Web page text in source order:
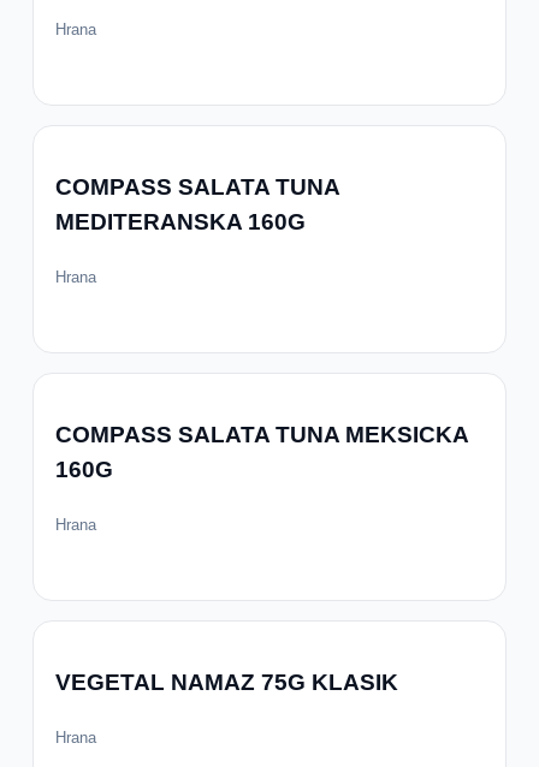
Hrana
COMPASS SALATA TUNA
MEDITERANSKA 160G
Hrana
COMPASS SALATA TUNA MEKSICKA
160G
Hrana
VEGETAL NAMAZ 75G KLASIK
Hrana